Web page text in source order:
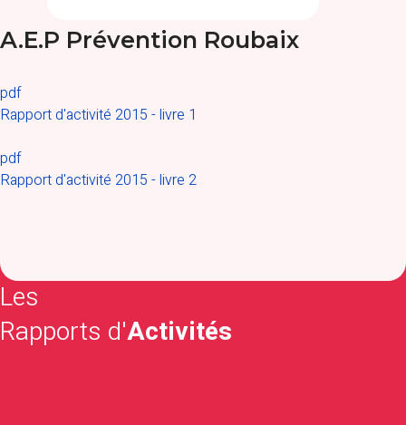
A.E.P Prévention Roubaix
pdf
Rapport d'activité 2015 - livre 1
pdf
Rapport d'activité 2015 - livre 2
Les
Rapports d'Activités